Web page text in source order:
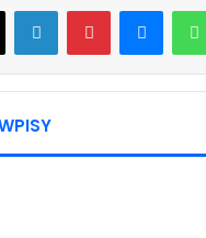
X LinkedInPinterest